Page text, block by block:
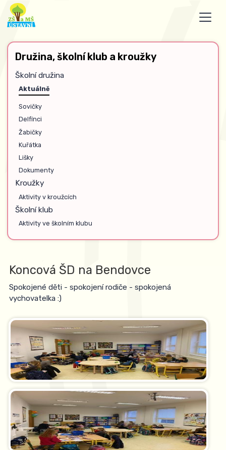
Družina, školní klub a kroužky
Školní družina
Aktuálně
Sovičky
Delfínci
Žabičky
Kuřátka
Lišky
Dokumenty
Kroužky
Aktivity v kroužcích
Školní klub
Aktivity ve školním klubu
Koncová ŠD na Bendovce
Spokojené děti - spokojení rodiče - spokojená
vychovatelka :)